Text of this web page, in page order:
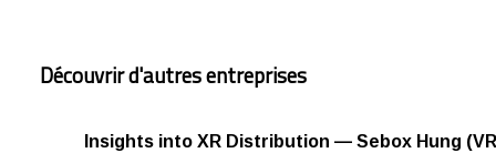
Découvrir d'autres entreprises
Insights into XR Distribution — Sebox Hung